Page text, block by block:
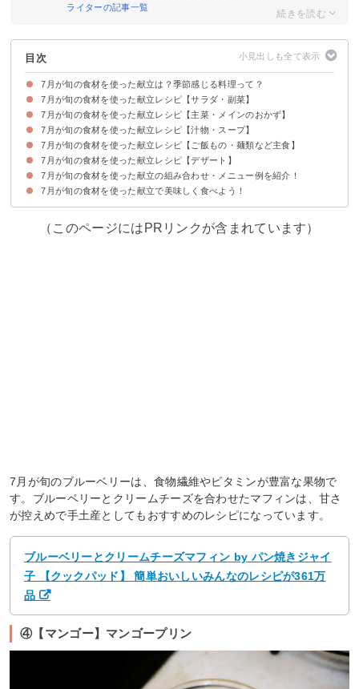
ライターの記事一覧
目次
7月が旬の食材を使った献立は？季節感じる料理って？
7月が旬・食べ頃の食材は何がある？
7月が旬の食材を使った献立レシピ【サラダ・副菜】
①【ゴーヤ】ゴーヤとツナのサラダ
②【きゅうり】きゅうりの和え物
③【真アジ】真アジのカルパッチョ
④【オクラ】オクラと梅干しの和え物
7月が旬の食材を使った献立レシピ【主菜・メインのおかず】
①【ナス】豚肉とナスの味噌炒め
②【イワシ】イワシと豆腐のハンバーグ
③【ハモ】ハモの天ぷら
7月が旬の食材を使った献立レシピ【汁物・スープ】
①【トビウオ】トビウオの団子汁
②【ナス】ナスの味噌汁
③【とうもろこし】コーンスープ
7月が旬の食材を使った献立レシピ【ご飯もの・麺類など主食】
①【穴子】穴子の蒲焼丼
②【桃】桃と生ハムの冷製パスタ
③【とうもろこし】とうもろこしご飯
7月が旬の食材を使った献立レシピ【デザート】
①【ラズベリー】ラズベリーとチョコムースのホールケーキ
②【さくらんぼ】さくらんぼのヨーグルトアイス
③【ブルーベリー】ブルーベリーとクリームチーズのマフィン
④【マンゴー】マンゴープリン
7月が旬の食材を使った献立の組み合わせ・メニュー例を紹介！
献立メニュー例①〜さっぱりとした味わいの献立～
献立メニュー例②〜和食～
献立メニュー例③〜夕飯～
7月が旬の食材を使った献立で美味しく食べよう！
（このページにはPRリンクが含まれています）
7月が旬のブルーベリーは、食物繊維やビタミンが豊富な果物で
す。ブルーベリーとクリームチーズを合わせたマフィンは、甘さ
が控えめで手土産としてもおすすめのレシピになっています。
ブルーベリーとクリームチーズマフィン by パン焼きジャイ
子 【クックパッド】 簡単おいしいみんなのレシピが361万
品
④【マンゴー】マンゴープリン